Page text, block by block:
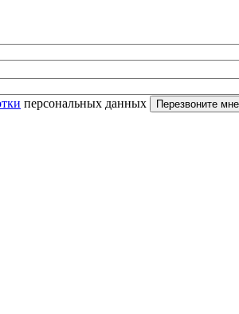
персональных данных